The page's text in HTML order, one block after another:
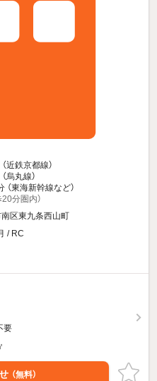
近鉄京都線）
烏丸線）
（東海新幹線など）
分圏内）
区東九条西山町
/ RC
要
（無料）